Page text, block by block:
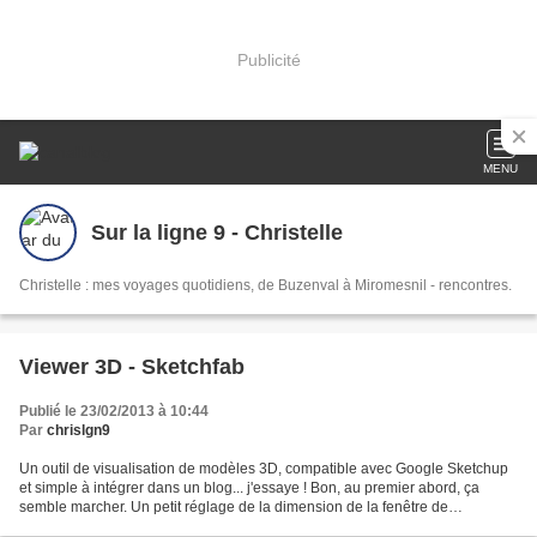
Publicité
MENU
Sur la ligne 9 - Christelle
Christelle : mes voyages quotidiens, de Buzenval à Miromesnil - rencontres.
Viewer 3D - Sketchfab
Publié le 23/02/2013 à 10:44
Par chrislgn9
Un outil de visualisation de modèles 3D, compatible avec Google Sketchup
et simple à intégrer dans un blog... j'essaye ! Bon, au premier abord, ça
semble marcher. Un petit réglage de la dimension de la fenêtre de